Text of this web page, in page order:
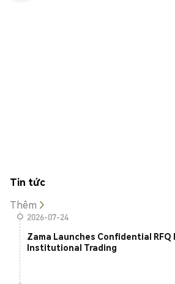
Tin tức
Thêm
2026-07-24
Zama Launches Confidential
Institutional Trading